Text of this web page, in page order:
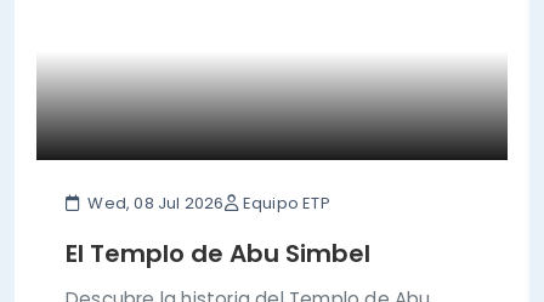
Wed, 08 Jul 2026 Equipo ETP
El Templo de Abu Simbel